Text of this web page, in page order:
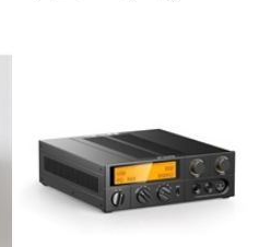
パイン・クリエイト
山本音響工芸
cmf by NOTHING
SDM / Family Labo